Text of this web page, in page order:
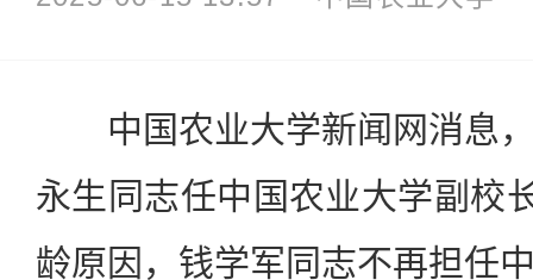
中国农业大学新闻网消息，
永生同志任中国农业大学副校
龄原因，钱学军同志不再担任